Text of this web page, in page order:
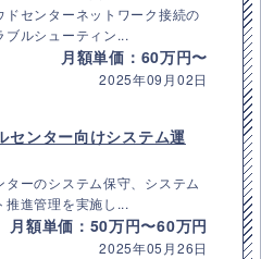
センターネットワーク接続の
ブルシューティン...
月額単価：60万円〜
2025年09月02日
センター向けシステム運
ーのシステム保守、システム
推進管理を実施し...
月額単価：50万円〜60万円
2025年05月26日